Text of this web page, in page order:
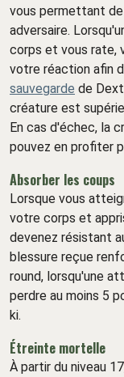
vous permettant
adversaire.
corps et vous rate,
votre réaction afin
sauvegarde de
créature est
En cas d'échec, la
pouvez en profiter
Absorber les coups
Lorsque vous
votre corps et
devenez résistant
blessure reçue
round, lorsqu'une
perdre au moins 5
ki.
Étreinte mortelle
À partir du niveau